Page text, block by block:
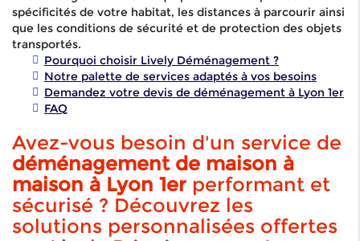
spécificités de votre habitat, les distances à parcourir ainsi
que les conditions de sécurité et de protection des objets
transportés.
Pourquoi choisir Lively Déménagement ?
Notre palette de services adaptés à vos besoins
Demandez votre devis de déménagement à Lyon 1er
FAQ
Avez-vous besoin d'un service de
déménagement de maison à
maison à Lyon 1er performant et
sécurisé ? Découvrez les
solutions personnalisées offertes